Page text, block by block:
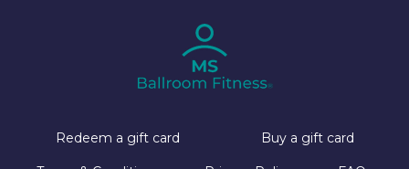
Redeem a gift card Buy a gift card